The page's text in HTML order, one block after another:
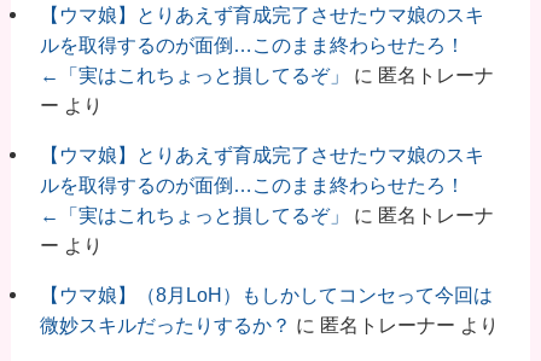
【ウマ娘】とりあえず育成完了させたウマ娘のスキ
ルを取得するのが面倒…このまま終わらせたろ！
←「実はこれちょっと損してるぞ」
に 匿名トレーナ
ー より
【ウマ娘】とりあえず育成完了させたウマ娘のスキ
ルを取得するのが面倒…このまま終わらせたろ！
←「実はこれちょっと損してるぞ」
に 匿名トレーナ
ー より
【ウマ娘】（8月LoH）もしかしてコンセって今回は
微妙スキルだったりするか？ に 匿名トレーナー より